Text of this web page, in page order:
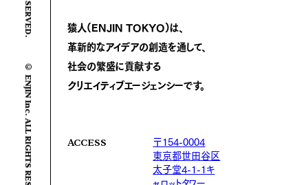
© ENJIN Inc. ALL RIGHTS RESERVED.
猿人(ENJIN TOKYO)は、
革新的なアイデアの創造を通して、
社会の繁盛に貢献する
クリエイティブエージェンシーです。
ACCESS
〒154-0004
東京都世田谷区
太子堂4-1-1キ